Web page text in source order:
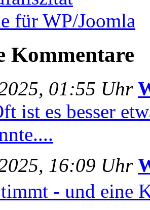
für WP/Joomla
Kommentare
01:55 Uhr
ist es besser
16:09 Uhr
- und eine